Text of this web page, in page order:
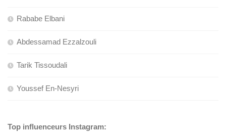
Rababe Elbani
Abdessamad Ezzalzouli
Tarik Tissoudali
Youssef En-Nesyri
Top influenceurs Instagram: